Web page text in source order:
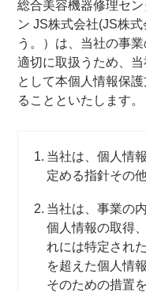
総合美容機器修理セ
ン JS株式会社(JS株
う。）は、当社の事
適切に取扱うため、
として本個人情報保
ることといたします。
当社は、個人情
定める指針その
当社は、事業の
個人情報の取得
れには特定され
を超えた個人情
そのための措置